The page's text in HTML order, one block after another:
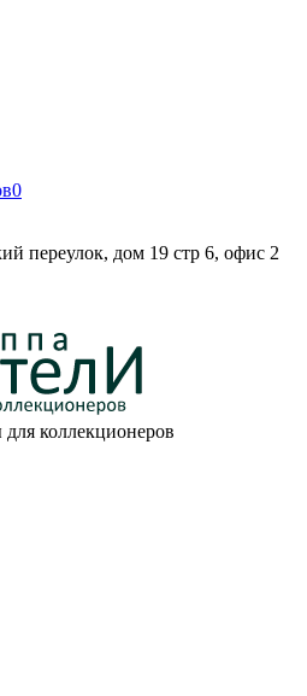
0
переулок, дом 19 стр 6, офис 2
коллекционеров